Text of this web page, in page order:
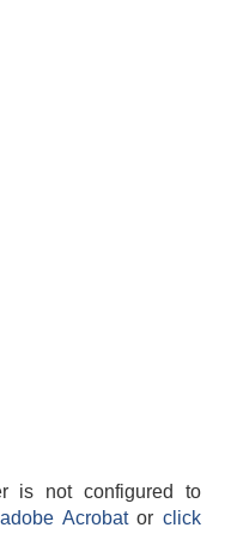
is not configured to
Acrobatorclick